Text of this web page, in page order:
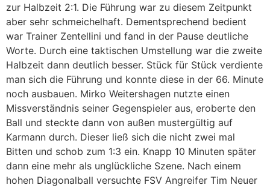
zur Halbzeit 2:1. Die Führung war zu diesem Zeitpunkt
aber sehr schmeichelhaft. Dementsprechend bedient
war Trainer Zentellini und fand in der Pause deutliche
Worte. Durch eine taktischen Umstellung war die zweite
Halbzeit dann deutlich besser. Stück für Stück verdiente
man sich die Führung und konnte diese in der 66. Minute
noch ausbauen. Mirko Weitershagen nutzte einen
Missverständnis seiner Gegenspieler aus, eroberte den
Ball und steckte dann von außen mustergültig auf
Karmann durch. Dieser ließ sich die nicht zwei mal
Bitten und schob zum 1:3 ein. Knapp 10 Minuten später
dann eine mehr als unglückliche Szene. Nach einem
hohen Diagonalball versuchte FSV Angreifer Tim Neuer